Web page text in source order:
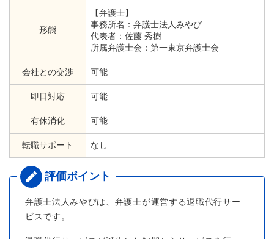
形態
【弁護士】
事務所名：弁護士法人みやび
代表者：佐藤 秀樹
所属弁護士会：第一東京弁護士会
会社との交渉 可能
即日対応 可能
有休消化 可能
転職サポート なし
弁護士法人みやびは、弁護士が運営する退職代行サー
ビスです。